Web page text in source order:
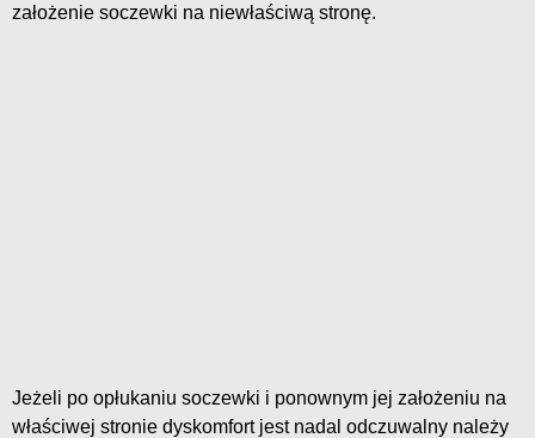
założenie soczewki na niewłaściwą stronę.
Jeżeli po opłukaniu soczewki i ponownym jej założeniu na
właściwej stronie dyskomfort jest nadal odczuwalny należy